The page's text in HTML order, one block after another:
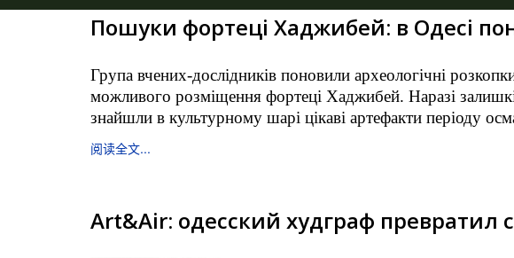
Пошуки фортеці Хаджибей: в Одесі
Група вчених-дослідників поновили археологічні
можливого розміщення фортеці Хаджибей. Наразі
знайшли в культурному шарі цікаві артефакти періоду
阅读全文...
Art&Air: одесский худграф превратил